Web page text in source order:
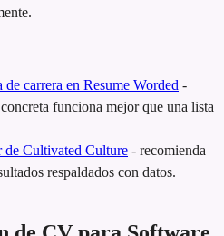
carrera en Resume Worded -
funciona mejor que una lista
Cultivated Culture - recomienda
respaldados con datos.